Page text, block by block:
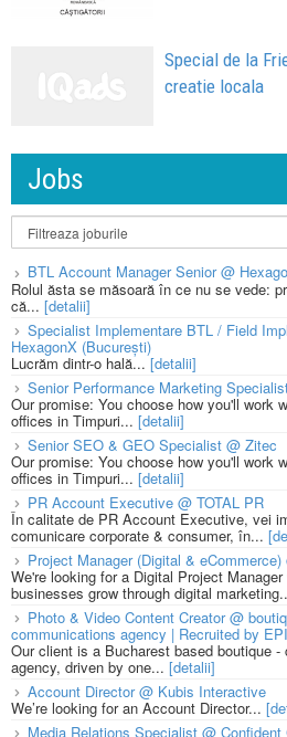
Special de la
creatie locala
Jobs
BTL Account Manager Senior @
Rolul ăsta se măsoară în ce nu se vede:
că... [detalii]
Specialist Implementare BTL / Field
HexagonX (București)
Lucrăm dintr-o hală...[detalii]
Senior Performance Marketing
Our promise: You choose how you'll work
offices in Timpuri... [detalii]
Senior SEO & GEO Specialist @ Zitec
Our promise: You choose how you'll work
offices in Timpuri... [detalii]
PR Account Executive @ TOTAL PR
În calitate de PR Account Executive, vei
comunicare corporate & consumer, în...
Project Manager (Digital &
We're looking for a Digital Project
businesses grow through digital
Photo & Video Content Creator @
communications agency | Recruited by
Our client is a Bucharest based boutique
agency, driven by one... [detalii]
Account Director @ Kubis Interactive
We’re looking for an Account Director...
Media Relations Specialist @ Confident